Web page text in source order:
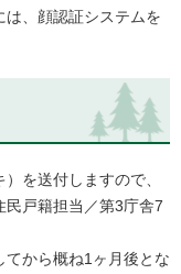
、顔認証システムを
を送付しますので、
民戸籍担当／第3庁舎7
から概ね1ヶ月後とな